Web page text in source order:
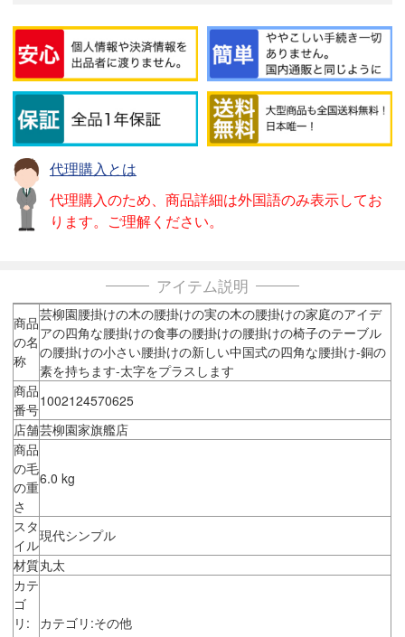
代理購入とは
代理購入のため、商品詳細は外国語のみ表示してお
ります。ご理解ください。
アイテム説明
商品
の名
称
芸柳園腰掛けの木の腰掛けの実の木の腰掛けの家庭のアイデ
アの四角な腰掛けの食事の腰掛けの腰掛けの椅子のテーブル
の腰掛けの小さい腰掛けの新しい中国式の四角な腰掛け-銅の
素を持ちます-太字をプラスします
商品
番号1002124570625
店舗芸柳園家旗艦店
商品
の毛
の重
さ
6.0 kg
スタ
イル
現代シンプル
材質丸太
カテ
ゴ
リ:
カテゴリ:その他